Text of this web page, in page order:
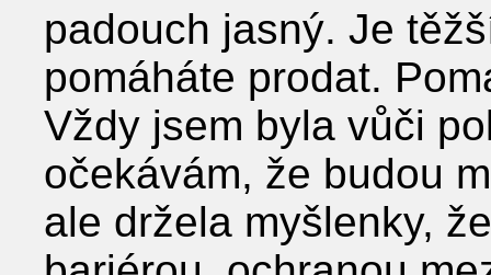
padouch jasný. Je
pomáháte prodat.
Vždy jsem byla vůči
očekávám, že budou
ale držela myšlenky,